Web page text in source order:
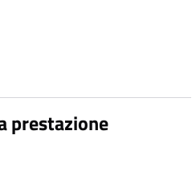
prestazione